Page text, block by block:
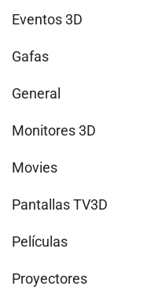
Eventos 3D
Gafas
General
Monitores 3D
Movies
Pantallas TV3D
Películas
Proyectores